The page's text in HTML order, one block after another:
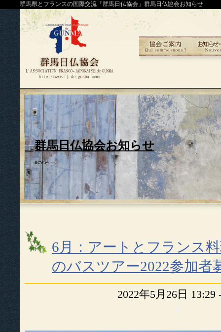
群馬県とフランスの国際交流「群馬日仏協会」群馬日仏協会お知らせ
群馬日仏協会お知らせ
news
6月：アートとフランス
のバスツアー2022参加者
2022年5月26日